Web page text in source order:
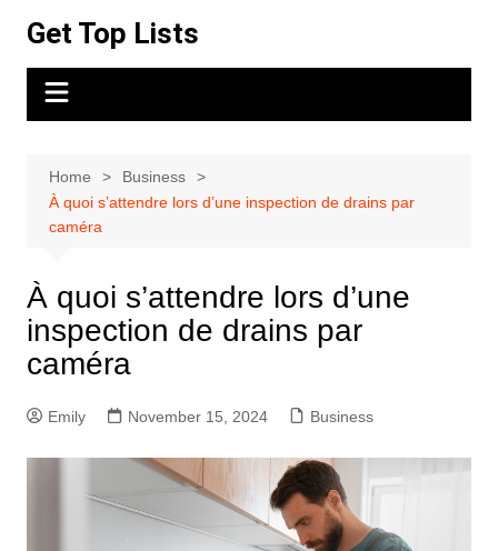
content
Get Top Lists
Home
Business
À quoi s’attendre lors d’une inspection de drains par
caméra
À quoi s’attendre lors d’une
inspection de drains par
caméra
Emily November 15, 2024 Business